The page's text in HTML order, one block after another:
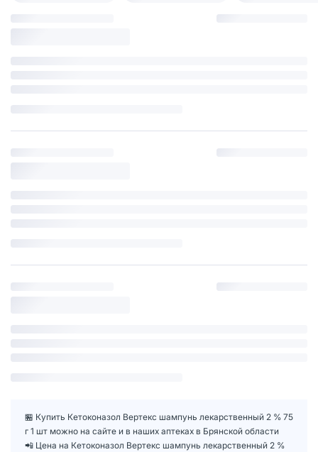
🏪 Купить Кетоконазол Вертекс шампунь лекарственный 2 % 75
г 1 шт можно на сайте и в наших аптеках в Брянской области
📲 Цена на Кетоконазол Вертекс шампунь лекарственный 2 %